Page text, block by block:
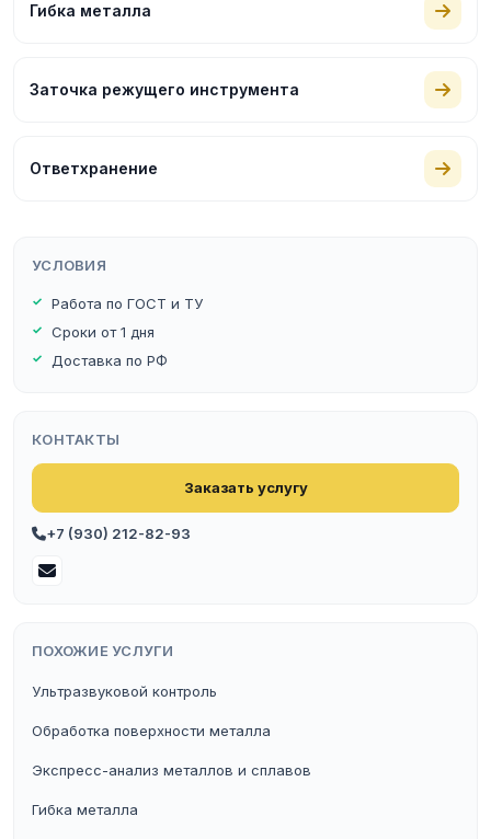
Гибка металла
Заточка режущего инструмента
Ответхранение
УСЛОВИЯ
Работа по ГОСТ и ТУ
Сроки от 1 дня
Доставка по РФ
КОНТАКТЫ
Заказать услугу
+7 (930) 212-82-93
ПОХОЖИЕ УСЛУГИ
Ультразвуковой контроль
Обработка поверхности металла
Экспресс-анализ металлов и сплавов
Гибка металла